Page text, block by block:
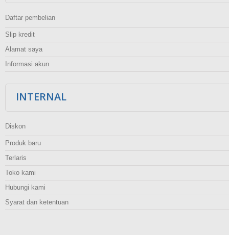
Daftar pembelian
Slip kredit
Alamat saya
Informasi akun
INTERNAL
Diskon
Produk baru
Terlaris
Toko kami
Hubungi kami
Syarat dan ketentuan